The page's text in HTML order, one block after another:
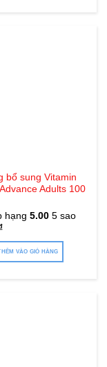
bổ sung Vitamin
Adults 100
hạng 5.005 sao
VÀO GIỎ HÀNG